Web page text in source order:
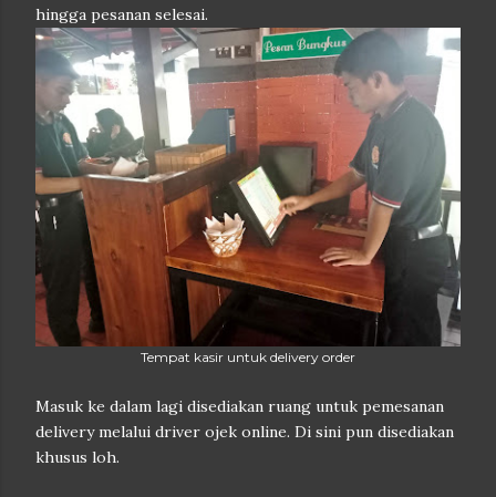
hingga pesanan selesai.
Tempat kasir untuk delivery order
Masuk ke dalam lagi disediakan ruang untuk pemesanan
delivery melalui driver ojek online. Di sini pun disediakan
khusus loh.